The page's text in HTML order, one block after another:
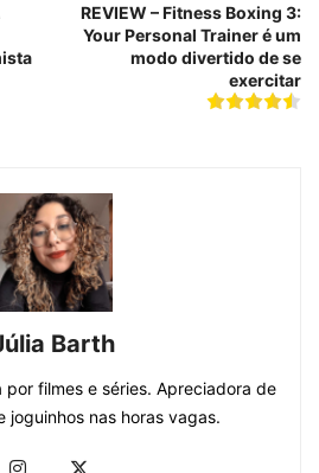
REVIEW – Fitness Boxing 3:
Your Personal Trainer é um
modo divertido de se
exercitar
Barth
filmes e séries. Apreciadora de
joguinhos nas horas vagas.